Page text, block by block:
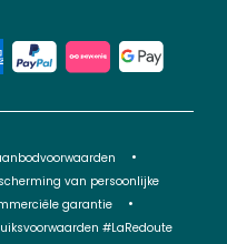
van persoonlijke
garantie
#LaRedoute